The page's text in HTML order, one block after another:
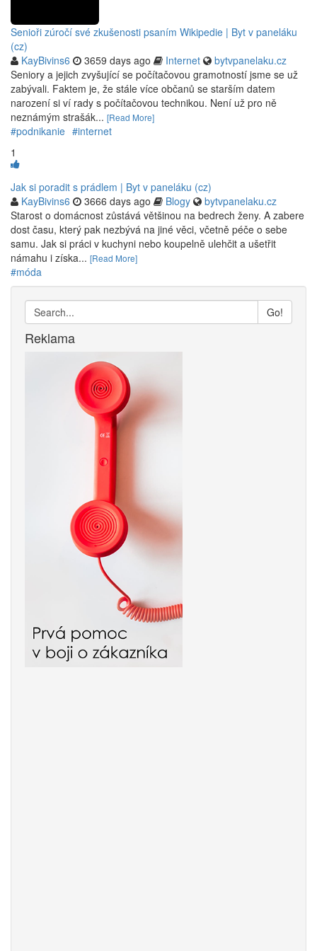
Senioři zúročí své zkušenosti psaním Wikipedie | Byt v paneláku
(cz)
KayBivins6
3659 days ago Internet
bytvpanelaku.cz
Seniory a jejich zvyšující se počítačovou gramotností jsme se už
zabývali. Faktem je, že stále více občanů se starším datem
narození si ví rady s počítačovou technikou. Není už pro ně
neznámým strašák... [Read More]
#podnikanie #internet
1
Jak si poradit s prádlem | Byt v paneláku (cz)
KayBivins6
3666 days ago Blogy
bytvpanelaku.cz
Starost o domácnost zůstává většinou na bedrech ženy. A zabere
dost času, který pak nezbývá na jiné věci, včetně péče o sebe
samu. Jak si práci v kuchyni nebo koupelně ulehčit a ušetřit
námahu i získa... [Read More]
#móda
Go!
Reklama